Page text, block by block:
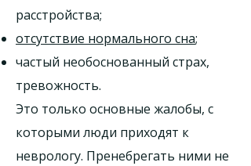
расстройства;
отсутствие нормального сна;
частый необоснованный страх,
тревожность.
Это только основные жалобы, с
которыми люди приходят к
неврологу. Пренебрегать ними не